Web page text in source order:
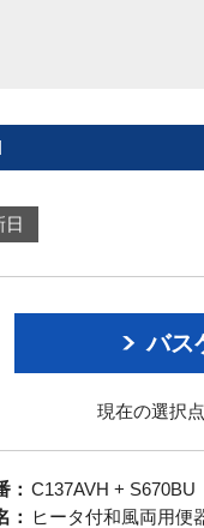
日
バス
現在の選択
C137AVH + S670BU
：
ヒータ付和風両用便